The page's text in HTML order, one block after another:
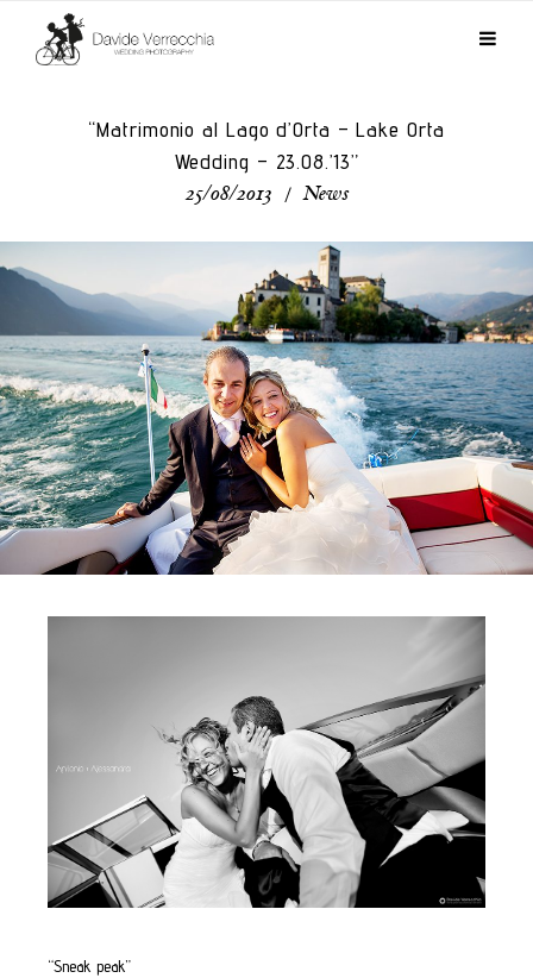
“Matrimonio al Lago d’Orta – Lake Orta
Wedding – 23.08.’13”
25/08/2013 / News
“Sneak peak”